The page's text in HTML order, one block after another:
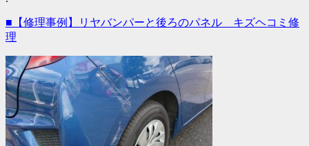
■【修理事例】リヤバンパーと後ろのパネル キズヘコミ修
理